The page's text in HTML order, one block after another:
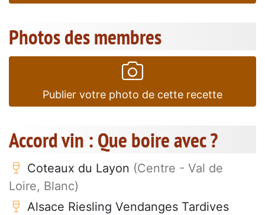
Photos des membres
Publier votre photo de cette recette
Accord vin : Que boire avec ?
Coteaux du Layon (Centre - Val de
Loire, Blanc)
Alsace Riesling Vendanges Tardives